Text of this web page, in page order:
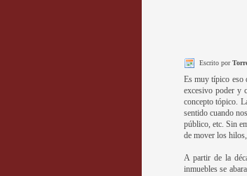
Escrito por
Es muy típico eso
excesivo poder y
concepto tópico.
sentido cuando
público, etc. Sin
de mover los
A partir de la
inmuebles se